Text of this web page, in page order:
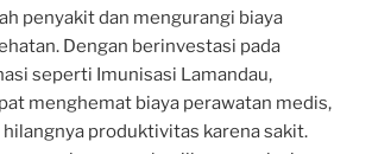
penyakit dan mengurangi biaya
Dengan berinvestasi pada
seperti Imunisasi Lamandau,
menghemat biaya perawatan medis,
hilangnya produktivitas karena sakit.